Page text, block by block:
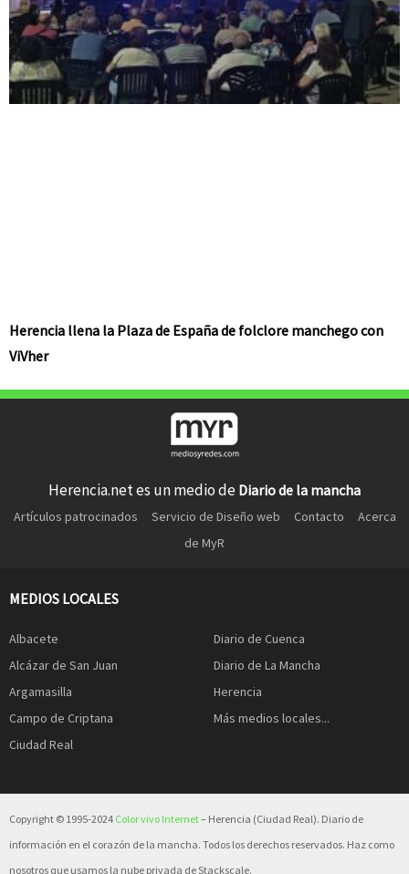
Herencia llena la Plaza de España de folclore manchego con
ViVher
Herencia.net es un medio de Diario de la mancha
Artículos patrocinados Servicio de Diseño web Contacto
Acerca
de MyR
MEDIOS LOCALES
Albacete
Alcázar de San Juan
Argamasilla
Campo de Criptana
Ciudad Real
Diario de Cuenca
Diario de La Mancha
Herencia
Más medios locales...
Copyright © 1995-2024 Color vivo Internet– Herencia (Ciudad Real). Diario de
información en el corazón de la mancha. Todos los derechos reservados. Haz como
nosotros que usamos la nube privada de Stackscale.